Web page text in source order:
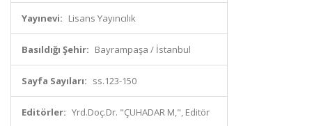
Yayınevi: Lisans Yayıncılık
Basıldığı Şehir: Bayrampaşa / İstanbul
Sayfa Sayıları: ss.123-150
Editörler: Yrd.Doç.Dr. "ÇUHADAR M,", Editör